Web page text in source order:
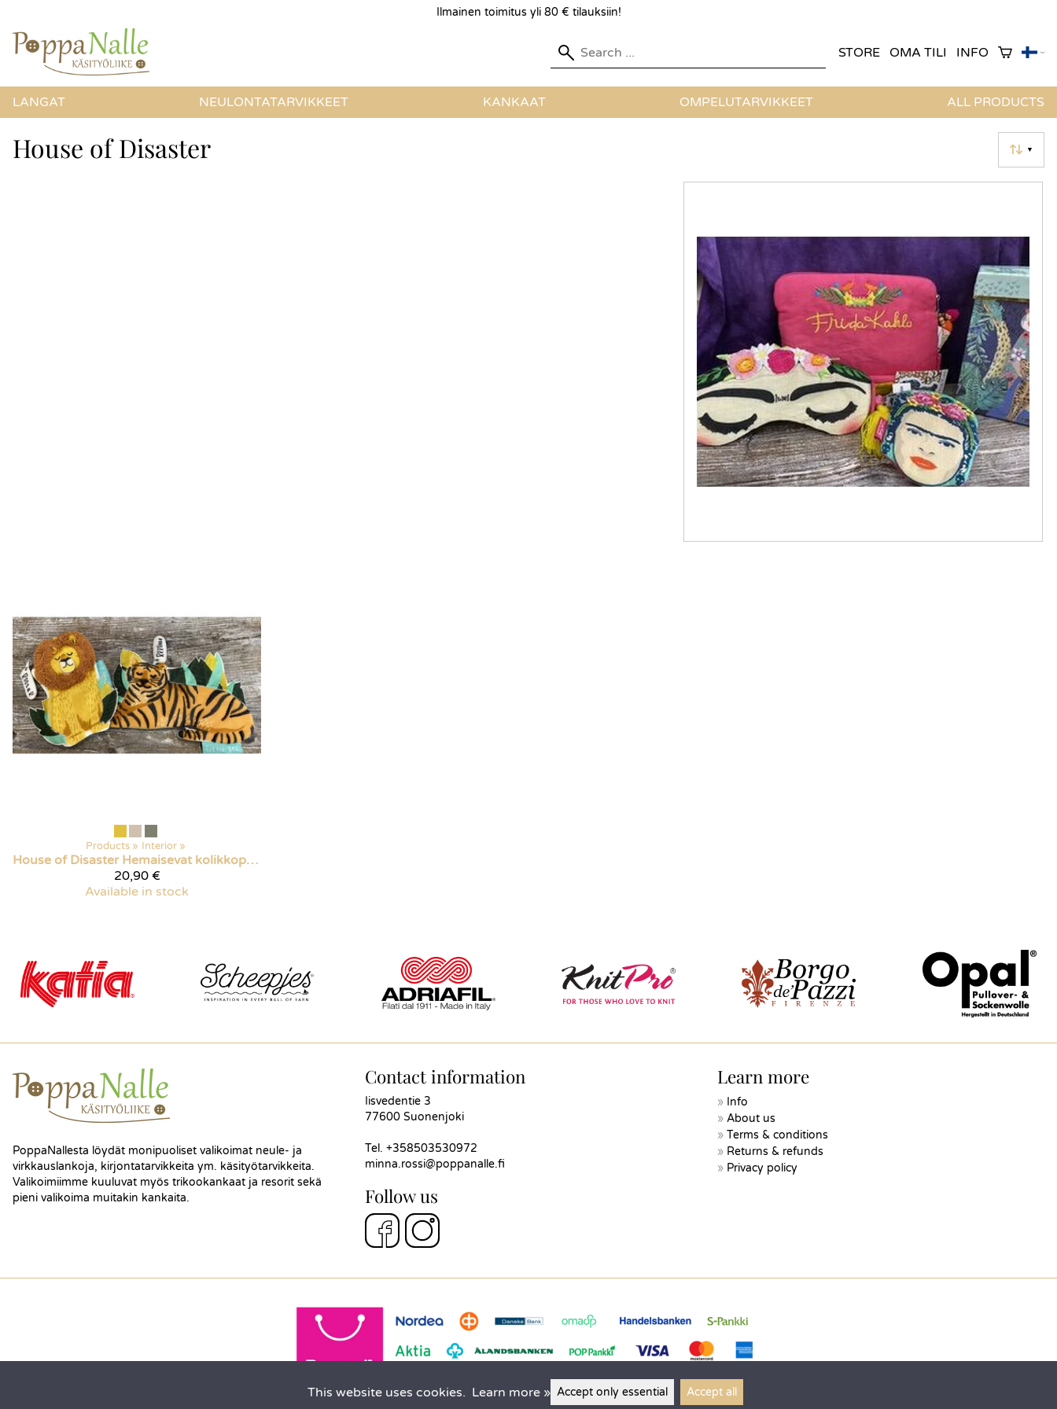
Ilmainen toimitus yli 80 € tilauksiin!
STORE OMA TILI INFO
LANGAT NEULONTATARVIKKEET KANKAAT OMPELUTARVIKKEET ALL PRODUCTS
▼
House of Disaster
Products ‪» Interior ‪»
House of Disaster
Hemaisevat kolikkopussi
20,90 €
Available in stock
PoppaNallesta löydät monipuoliset valikoimat neule- ja
virkkauslankoja, kirjontatarvikkeita ym. käsityötarvikkeita.
Valikoimiimme kuuluvat myös trikookankaat ja resorit sekä
pieni valikoima muitakin kankaita.
Contact information
Iisvedentie 3
77600 Suonenjoki
Tel. +358503530972
minna.rossi@poppanalle.fi
Follow us
Learn more
Info
About us
Terms & conditions
Returns & refunds
Privacy policy
This website uses cookies. Learn more » Accept only essential Accept all